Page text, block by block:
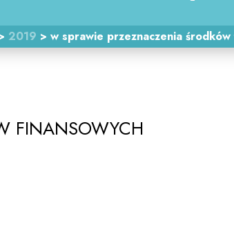
2019 > w sprawie przeznaczenia
FINANSOWYCH